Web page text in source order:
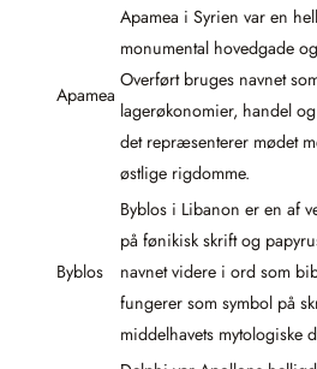
Apamea
Apamea i Syrien var en
monumental hovedgade
Overført bruges navnet
lagerøkonomier, handel
det repræsenterer mødet
østlige rigdomme.
Byblos
Byblos i Libanon er en af
på fønikisk skrift og
navnet videre i ord som
fungerer som symbol på
middelhavets mytologiske